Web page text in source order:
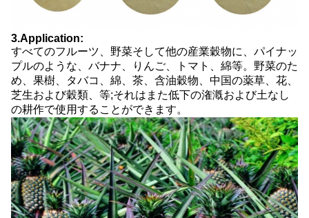
3.Application:
すべてのフルーツ、野菜そして他の産業穀物に、パイナッ
プルのような、バナナ、りんご、トマト、綿等。野菜のた
め、果樹、タバコ、綿、茶、含油穀物、中国の薬草、花、
芝生および穀類、等;それはまた低下の潅漑および土なし
の耕作で使用することができます。